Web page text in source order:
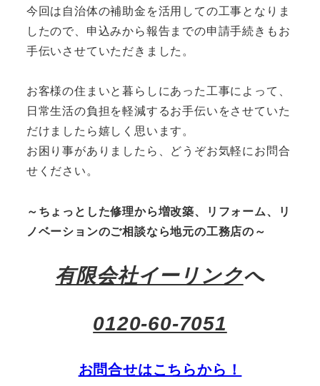
今回は自治体の補助金を活用しての工事となりま
したので、申込みから報告までの申請手続きもお
手伝いさせていただきました。
お客様の住まいと暮らしにあった工事によって、
日常生活の負担を軽減するお手伝いをさせていた
だけましたら嬉しく思います。
お困り事がありましたら、どうぞお気軽にお問合
せください。
～ちょっとした修理から増改築、リフォーム、リ
ノベーションのご相談なら地元の工務店の～
有限会社イーリンクへ
0120-60-7051
お問合せはこちらから！